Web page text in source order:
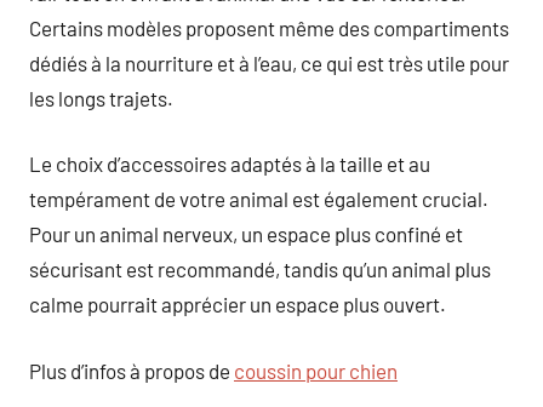
Certains modèles proposent même des compartiments
dédiés à la nourriture et à l’eau, ce qui est très utile pour
les longs trajets.
Le choix d’accessoires adaptés à la taille et au
tempérament de votre animal est également crucial.
Pour un animal nerveux, un espace plus confiné et
sécurisant est recommandé, tandis qu’un animal plus
calme pourrait apprécier un espace plus ouvert.
Plus d’infos à propos de coussin pour chien